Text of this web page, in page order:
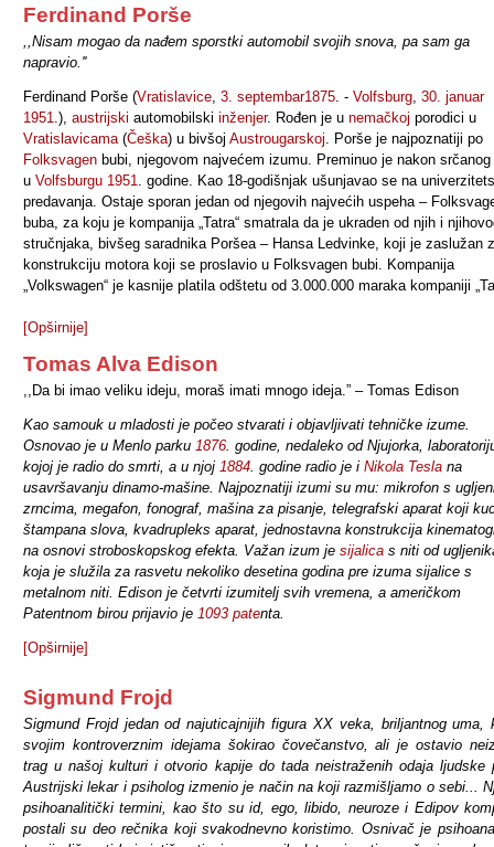
Ferdinand Porše
,,Nisam mogao da nađem sporstki automobil svojih snova, pa sam ga
napravio.''
Ferdinand Porše (Vratislavice, 3. septembar1875. - Volfsburg, 30. januar
1951.), austrijski automobilski inženjer. Rođen je u nemačkoj porodici u
Vratislavicama(Češka) u bivšoj Austrougarskoj. Porše je najpoznatiji po
Folksvagen bubi, njegovom najvećem izumu. Preminuo je nakon srčanog
u Volfsburgu 1951. godine. Kao 18-godišnjak ušunjavao se na
predavanja. Ostaje sporan jedan od njegovih najvećih uspeha –
buba, za koju je kompanija „Tatra“ smatrala da je ukraden od njih i
stručnjaka, bivšeg saradnika Poršea – Hansa Ledvinke, koji je zaslužan
konstrukciju motora koji se proslavio u Folksvagen bubi. Kompanija
„Volkswagen“ je kasnije platila odštetu od 3.000.000 maraka kompaniji
[Opširnije]
Tomas Alva Edison
,,Da bi imao veliku ideju, moraš imati mnogo ideja.” – Tomas Edison
Kao samouk u mladosti je počeo stvarati i objavljivati tehničke izume.
Osnovao je u Menlo parku 1876. godine, nedaleko od Njujorka,
kojoj je radio do smrti, a u njoj 1884. godine radio je i Nikola Tesla na
usavršavanju dinamo-mašine. Najpoznatiji izumi su mu: mikrofon s
zrncima, megafon, fonograf, mašina za pisanje, telegrafski aparat koji
štampana slova, kvadrupleks aparat, jednostavna konstrukcija
na osnovi stroboskopskog efekta. Važan izum je sijalica s niti od
koja je služila za rasvetu nekoliko desetina godina pre izuma sijalice s
metalnom niti. Edison je četvrti izumitelj svih vremena, a američkom
Patentnom birou prijavio je 1093 patenta.
[Opširnije]
Sigmund Frojd
Sigmund Frojd jedan od najuticajnijih figura XXveka, briljantnog uma,
svojim kontroverznim idejama šokirao čovečanstvo, ali je ostavio
trag u našoj kulturi i otvorio kapije do tada neistraženih odaja ljudske
Austrijski lekar i psiholog izmenio je način na koji razmišljamo o sebi...
psihoanalitički termini, kao što su id, ego, libido, neuroze i Edipov
postali su deo rečnika koji svakodnevno koristimo. Osnivač je